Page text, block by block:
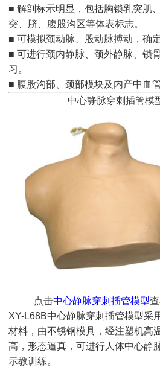
■ 解剖标示明显，包括胸锁乳突肌
突、脐、腹股沟区等体表标志。
■ 可模拟颈动脉、股动脉搏动，确
■ 可进行颈内静脉、颈外静脉、锁
习。
■ 腹股沟部、颈部模块及内产中血
中心静脉穿刺插管模
点击中心静脉穿刺插管模型
XY-L68B中心静脉穿刺插管模型采
材料，由不锈钢模具，经注塑机高
高，形态逼真，可进行人体中心静
示教训练。